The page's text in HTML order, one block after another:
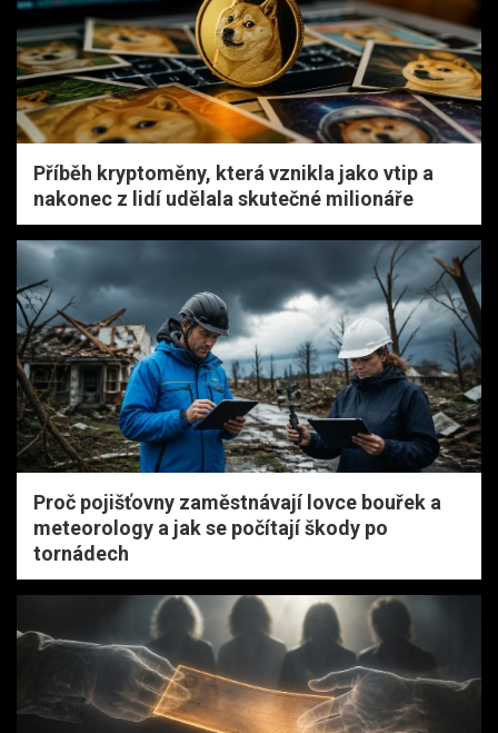
Příběh kryptoměny, která vznikla jako vtip a
nakonec z lidí udělala skutečné milionáře
Proč pojišťovny zaměstnávají lovce bouřek a
meteorology a jak se počítají škody po
tornádech